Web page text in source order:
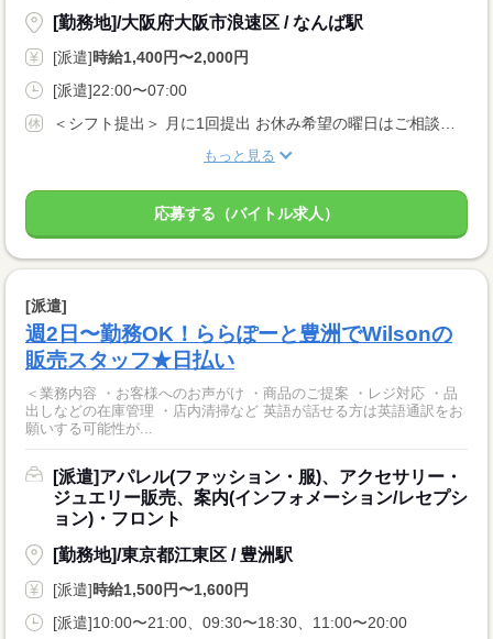
[勤務地]/大阪府大阪市浪速区 / なんば駅
[派遣]時給1,400円〜2,000円
[派遣]22:00〜07:00
もっと見る
応募する（バイトル求人）
[派遣]
週2日〜勤務OK！ららぽーと豊洲でWilsonの
販売スタッフ★日払い
＜業務内容 ・お客様へのお声がけ ・商品のご提案 ・レジ対応 ・品
出しなどの在庫管理 ・店内清掃など 英語が話せる方は英語通訳をお
願いする可能性が...
[派遣]アパレル(ファッション・服)、アクセサリー・
ジュエリー販売、案内(インフォメーション/レセプシ
ョン)・フロント
[勤務地]/東京都江東区 / 豊洲駅
[派遣]時給1,500円〜1,600円
[派遣]10:00〜21:00、09:30〜18:30、11:00〜20:00